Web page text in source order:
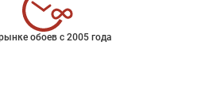
обоев с 2005 года